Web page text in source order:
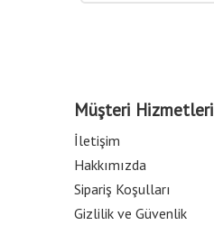
Müşteri Hizmetleri
İletişim
Hakkımızda
Sipariş Koşulları
Gizlilik ve Güvenlik